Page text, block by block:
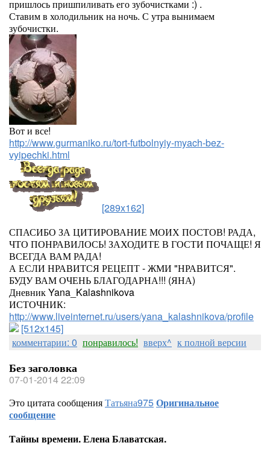
пришлось пришпиливать его зубочистками :) .
Ставим в холодильник на ночь. С утра вынимаем
зубочистки.
Вот и все!
http://www.gurmaniko.ru/tort-futbolnyiy-myach-bez-
vyipechki.html
[289x162]
СПАСИБО ЗА ЦИТИРОВАНИЕ МОИХ ПОСТОВ! РАДА,
ЧТО ПОНРАВИЛОСЬ! ЗАХОДИТЕ В ГОСТИ ПОЧАЩЕ! Я
ВСЕГДА ВАМ РАДА!
А ЕСЛИ НРАВИТСЯ РЕЦЕПТ - ЖМИ "НРАВИТСЯ".
БУДУ ВАМ ОЧЕНЬ БЛАГОДАРНА!!! (ЯНА)
Дневник Yana_Kalashnikova
ИСТОЧНИК:
http://www.liveinternet.ru/users/yana_kalashnikova/profile
[512x145]
комментарии: 0 понравилось! вверх^ к полной версии
Без заголовка
07-01-2014 22:09
Это цитата сообщенияТатьяна975Оригинальное
сообщение
Тайны времени. Елена Блаватская.